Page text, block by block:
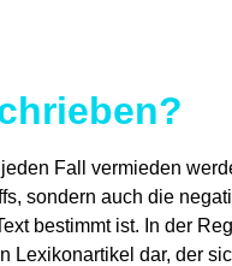
Fall vermieden
sondern auch die
bestimmt ist. In der
Lexikonartikel dar, der